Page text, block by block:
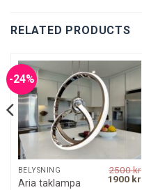
RELATED PRODUCTS
-24%
BELYSNING
Aria taklampa
2500kr
Original
1900 kr